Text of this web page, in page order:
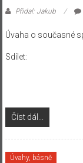
Přidal: Jakub
Úvaha o současné
Sdílet:
Číst dál...
Úvahy, básně